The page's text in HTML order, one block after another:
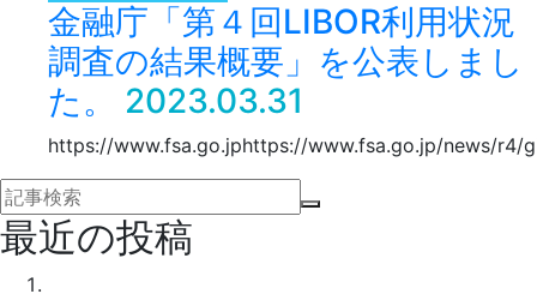
金融庁「第４回LIBOR利用状況
調査の結果概要」を公表しまし
た。
2023.03.31
https://www.fsa.go.jphttps://www.fsa.go.jp/news/
最近の投稿